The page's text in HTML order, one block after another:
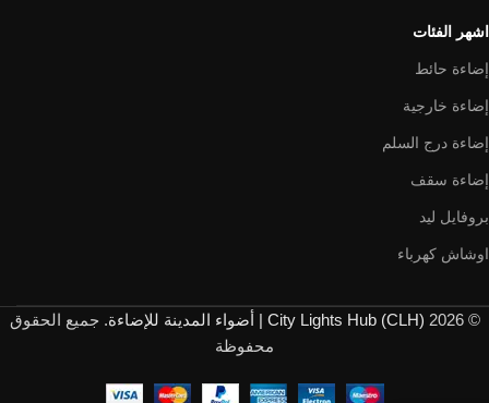
اشهر الفئات
إضاءة حائط
إضاءة خارجية
إضاءة درج السلم
إضاءة سقف
بروفايل ليد
اوشاش كهرباء
© 2026 City Lights Hub (CLH) | أضواء المدينة للإضاءة
. جميع الحقوق
محفوظة